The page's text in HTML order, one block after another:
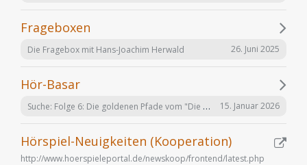
Frageboxen
Die Fragebox mit Hans-Joachim Herwald 26. Juni 2025
Hör-Basar
Suche: Folge 6: Die goldenen Pfade vom "Die Elfen" Hörspiel von Bernhard Hennen 15. Januar 2026
Hörspiel-Neuigkeiten (Kooperation)
http://www.hoerspieleportal.de/newskoop/frontend/latest.php